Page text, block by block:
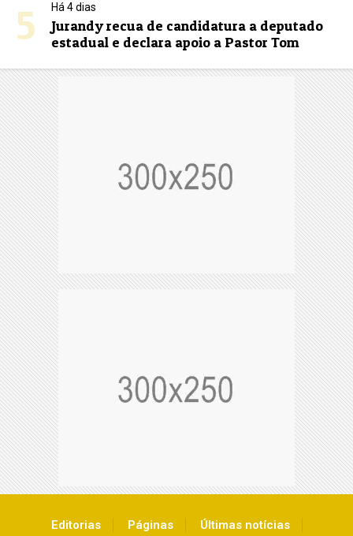
5 Há 4 dias
Jurandy recua de candidatura a deputado
estadual e declara apoio a Pastor Tom
Editorias Páginas Últimas notícias